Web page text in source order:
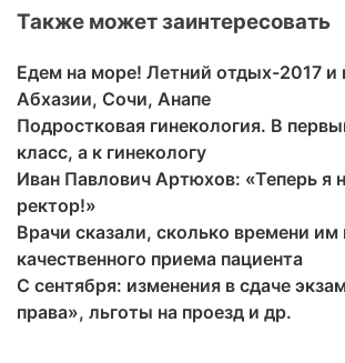
Также может заинтересовать
Едем на море! Летний отдых-2017
Абхазии, Сочи, Анапе
Подростковая гинекология. В
класс, а к гинекологу
Иван Павлович Артюхов: «Теперь я
ректор!»
Врачи сказали, сколько времени
качественного приема пациента
С сентября: изменения в сдаче
права», льготы на проезд и др.